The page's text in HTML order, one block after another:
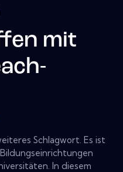
mit
Schlagwort. Es ist
In diesem